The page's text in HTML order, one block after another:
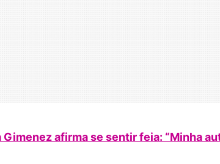
Gimenez afirma se sentir feia: “Minha